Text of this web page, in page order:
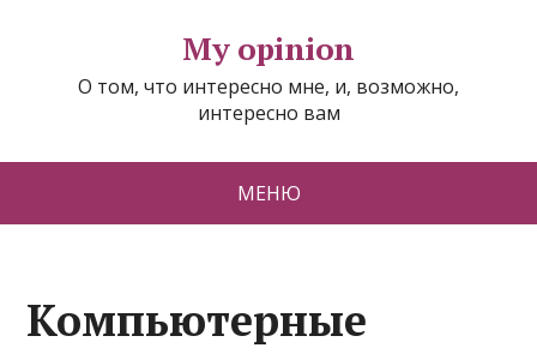
My opinion
О том, что интересно мне, и, возможно,
интересно вам
МЕНЮ
Компьютерные